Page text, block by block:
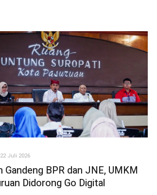
22 Juli 2026
Gandeng BPR dan JNE, UMKM
Didorong Go Digital